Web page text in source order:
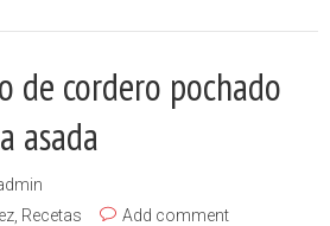
de cordero pochado
asada
Recetas Add comment